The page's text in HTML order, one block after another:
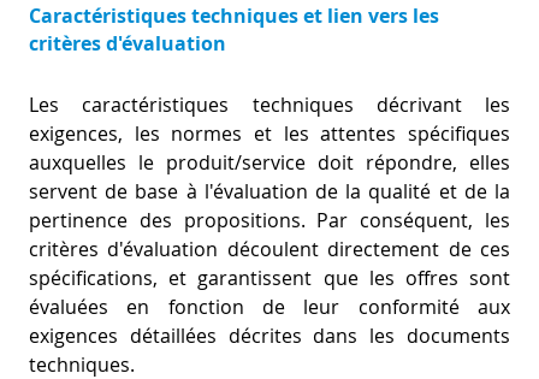
Caractéristiques techniques et lien vers les
critères d'évaluation
Les caractéristiques techniques décrivant les
exigences, les normes et les attentes spécifiques
auxquelles le produit/service doit répondre, elles
servent de base à l'évaluation de la qualité et de la
pertinence des propositions. Par conséquent, les
critères d'évaluation découlent directement de ces
spécifications, et garantissent que les offres sont
évaluées en fonction de leur conformité aux
exigences détaillées décrites dans les documents
techniques.